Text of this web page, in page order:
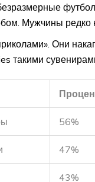
Мужчины редко
Они
такими
56%
47%
43%